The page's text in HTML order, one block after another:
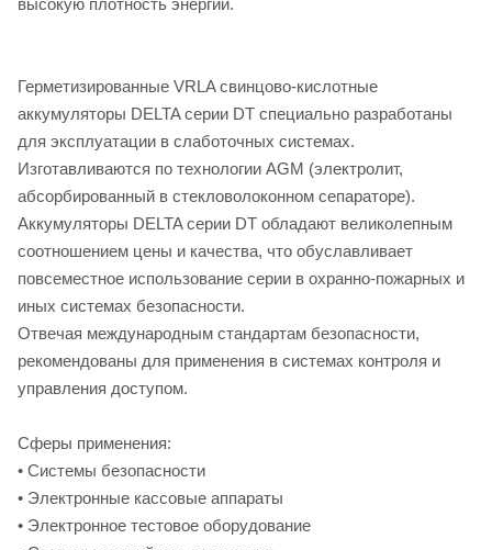
высокую плотность энергии.
Герметизированные VRLA свинцово-кислотные
аккумуляторы DELTA серии DT специально разработаны
для эксплуатации в слаботочных системах.
Изготавливаются по технологии AGM (электролит,
абсорбированный в стекловолоконном сепараторе).
Аккумуляторы DELTA серии DT обладают великолепным
соотношением цены и качества, что обуславливает
повсеместное использование серии в охранно-пожарных и
иных системах безопасности.
Отвечая международным стандартам безопасности,
рекомендованы для применения в системах контроля и
управления доступом.
Cферы применения:
• Системы безопасности
• Электронные кассовые аппараты
• Электронное тестовое оборудование